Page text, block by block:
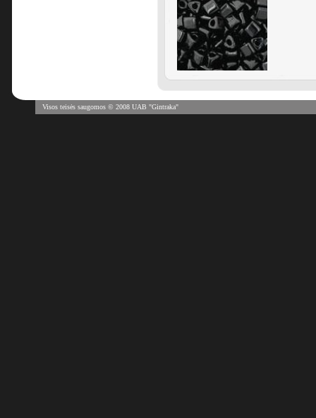
Visos teisės saugomos © 2008 UAB "Gintraka"